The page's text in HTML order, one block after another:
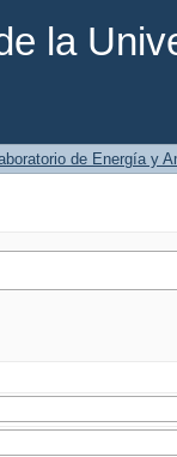
la
de Energía y